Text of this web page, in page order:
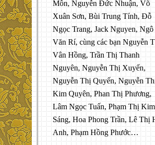
Môn, Nguyễn Đức Nhuận, Võ
Xuân Sơn, Bùi Trung Tính, Đỗ
Ngọc Trang, Jack Nguyen, Ngô
Văn Rí, cùng các bạn Nguyễn
Vân Hồng, Trần Thị Thanh
Nguyên, Nguyễn Thị Xuyến,
Nguyễn Thị Quyến, Nguyễn
Kim Quyên, Phan Thị Phương,
Lâm Ngọc Tuấn, Phạm Thị Kim
Sáng, Hoa Phong Trần, Lê Thị
Anh, Phạm Hồng Phước…